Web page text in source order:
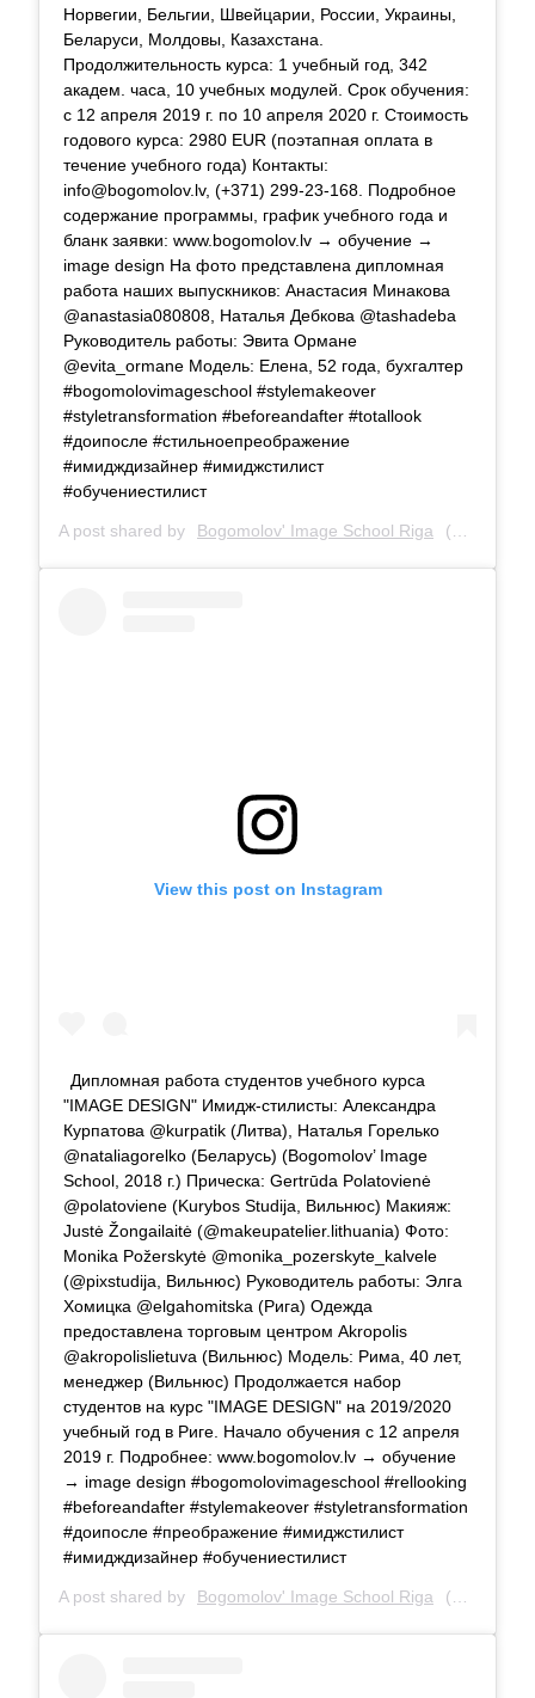
Норвегии, Бельгии, Швейцарии, России, Украины,
Беларуси, Молдовы, Казахстана.
Продолжительность курса: 1 учебный год, 342
академ. часа, 10 учебных модулей. Срок обучения:
с 12 апреля 2019 г. по 10 апреля 2020 г. Стоимость
годового курса: 2980 EUR (поэтапная оплата в
течение учебного года) Контакты:
info@bogomolov.lv, (+371) 299-23-168. Подробное
содержание программы, график учебного года и
бланк заявки: www.bogomolov.lv → обучение →
image design На фото представлена дипломная
работа наших выпускников: Анастасия Минакова
@anastasia080808, Наталья Дебкова @tashadeba
Руководитель работы: Эвита Ормане
@evita_ormane Модель: Елена, 52 года, бухгалтер
#bogomolovimageschool #stylemakeover
#styletransformation #beforeandafter #totallook
#доипосле #стильноепреображение
#имидждизайнер #имиджстилист
#обучениестилист
A post shared by Bogomolov' Image School Riga (@bogomolov_image_school) on
View this post on Instagram
Дипломная работа студентов учебного курса
"IMAGE DESIGN" Имидж-стилисты: Александра
Курпатова @kurpatik (Литва), Наталья Горелько
@nataliagorelko (Беларусь) (Bogomolov’ Image
School, 2018 г.) Прическа: Gertrūda Polatovienė
@polatoviene (Kurybos Studija, Вильнюс) Макияж:
Justė Žongailaitė (@makeupatelier.lithuania) Фото:
Monika Požerskytė @monika_pozerskyte_kalvele
(@pixstudija, Вильнюс) Руководитель работы: Элга
Хомицка @elgahomitska (Рига) Одежда
предоставлена торговым центром Akropolis
@akropolislietuva (Вильнюс) Модель: Рима, 40 лет,
менеджер (Вильнюс) Продолжается набор
студентов на курс "IMAGE DESIGN" на 2019/2020
учебный год в Риге. Начало обучения с 12 апреля
2019 г. Подробнее: www.bogomolov.lv → обучение
→ image design #bogomolovimageschool #rellooking
#beforeandafter #stylemakeover #styletransformation
#доипосле #преображение #имиджстилист
#имидждизайнер #обучениестилист
A post shared by Bogomolov' Image School Riga (@bogomolov_image_school) on